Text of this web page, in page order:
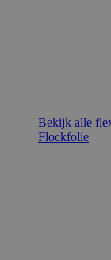
Bekijk alle
Flockfolie